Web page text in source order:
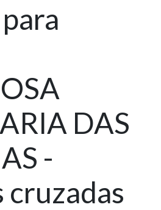
DAS
-
cruzadas